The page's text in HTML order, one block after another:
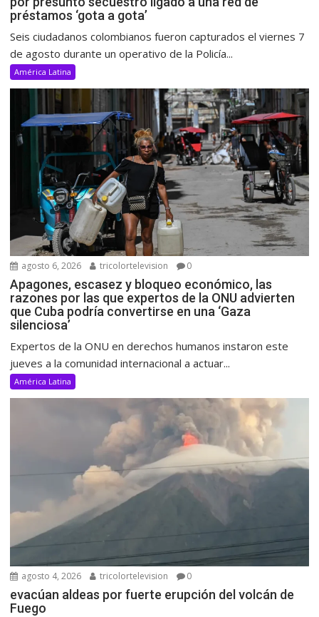
préstamos ‘gota a gota’
Seis ciudadanos colombianos fueron capturados el viernes 7
de agosto durante un operativo de la Policía...
América Latina
agosto 6, 2026 tricolortelevision 0
Apagones, escasez y bloqueo económico, las
razones por las que expertos de la ONU advierten
que Cuba podría convertirse en una ‘Gaza
silenciosa’
Expertos de la ONU en derechos humanos instaron este
jueves a la comunidad internacional a actuar...
América Latina
agosto 4, 2026 tricolortelevision 0
evacúan aldeas por fuerte erupción del volcán de
Fuego